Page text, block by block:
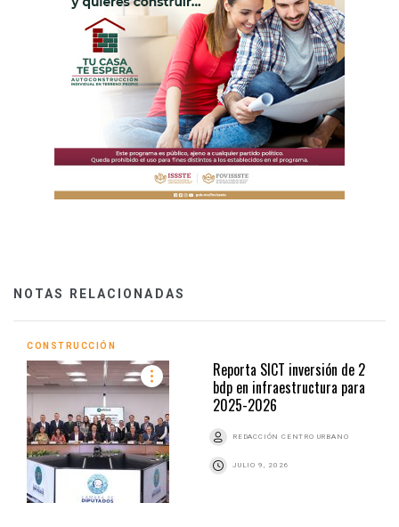
NOTAS RELACIONADAS
CONSTRUCCIÓN
Reporta SICT inversión de 2
bdp en infraestructura para
2025-2026
REDACCIÓN CENTRO URBANO
JULIO 9, 2026